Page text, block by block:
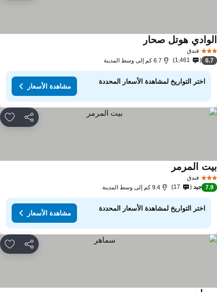
فندق
هوتل صحارمشاهدة الأسعار
6.7
1,461 6.7 كم إلى وسط المدينة
اختر التواريخ لمشاهدة الأسعار المحددة
مشاهدة الأسعار
مشاركة
فندق
المرمرمشاهدة الأسعار
7.9 جيد 17 9.4 كم إلى وسط المدينة
اختر التواريخ لمشاهدة الأسعار المحددة
مشاهدة الأسعار
مشاركة